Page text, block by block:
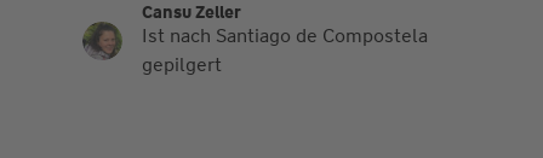
Cansu Zeller
Ist nach Santiago de Compostela
gepilgert